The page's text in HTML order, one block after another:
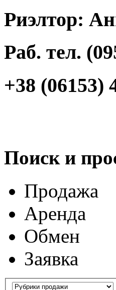
Риэлтор:
Раб. тел.
+38 (06153)
Поиск и
Продажа
Аренда
Обмен
Заявка